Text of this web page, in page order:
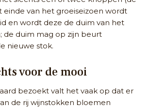
einde van het groeiseizoen wordt
en wordt deze de duim van het
de duim mag op zijn beurt
nieuwe stok.
voor de mooi
bezoekt valt het vaak op dat er
de rij wijnstokken bloemen